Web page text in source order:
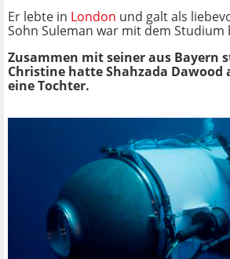
Er lebte in London und galt als
Sohn Suleman war mit dem Studium
Zusammen mit seiner aus Bayern
Christine hatte Shahzada Dawood
eine Tochter.